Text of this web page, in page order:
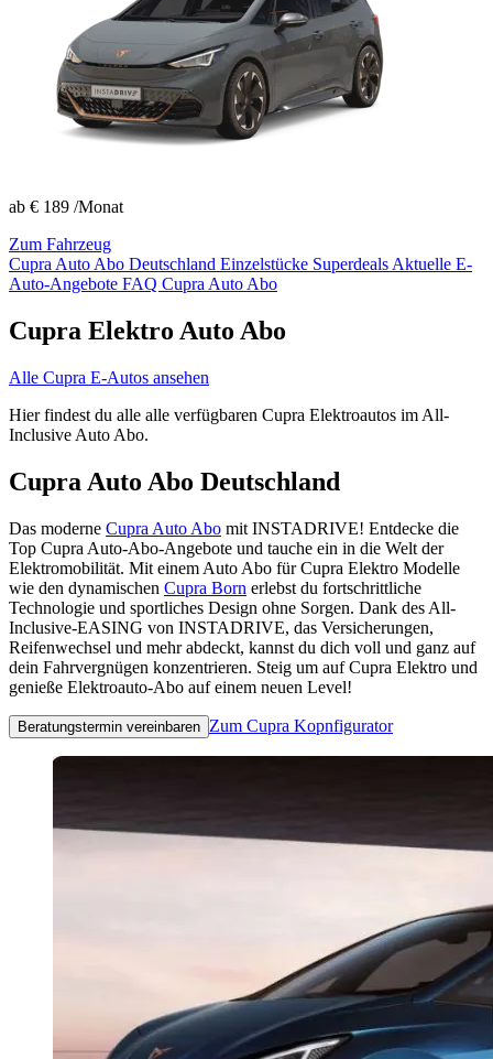
ab € 189 /Monat
Zum Fahrzeug
Cupra Auto Abo Deutschland Einzelstücke SuperdealsAktuelle E-
Auto-Angebote FAQ Cupra Auto Abo
Cupra Elektro Auto Abo
Alle Cupra E-Autos ansehen
Hier findest du alle alle verfügbaren Cupra Elektroautos im All-
Inclusive Auto Abo.
Cupra Auto Abo Deutschland
Das moderne Cupra Auto Abo mit INSTADRIVE! Entdecke die
Top Cupra Auto-Abo-Angebote und tauche ein in die Welt der
Elektromobilität. Mit einem Auto Abo für Cupra Elektro Modelle
wie den dynamischen Cupra Born erlebst du fortschrittliche
Technologie und sportliches Design ohne Sorgen. Dank des All-
Inclusive-EASING von INSTADRIVE, das Versicherungen,
Reifenwechsel und mehr abdeckt, kannst du dich voll und ganz auf
dein Fahrvergnügen konzentrieren. Steig um auf Cupra Elektro und
genieße Elektroauto-Abo auf einem neuen Level!
Beratungstermin vereinbaren Zum Cupra Kopnfigurator